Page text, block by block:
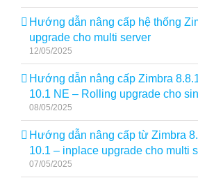
Hướng dẫn nâng cấp hệ thống
upgrade cho multi server
12/05/2025
Hướng dẫn nâng cấp Zimbra
10.1 NE – Rolling upgrade cho
08/05/2025
Hướng dẫn nâng cấp từ Zimbra
10.1 – inplace upgrade cho multi
07/05/2025